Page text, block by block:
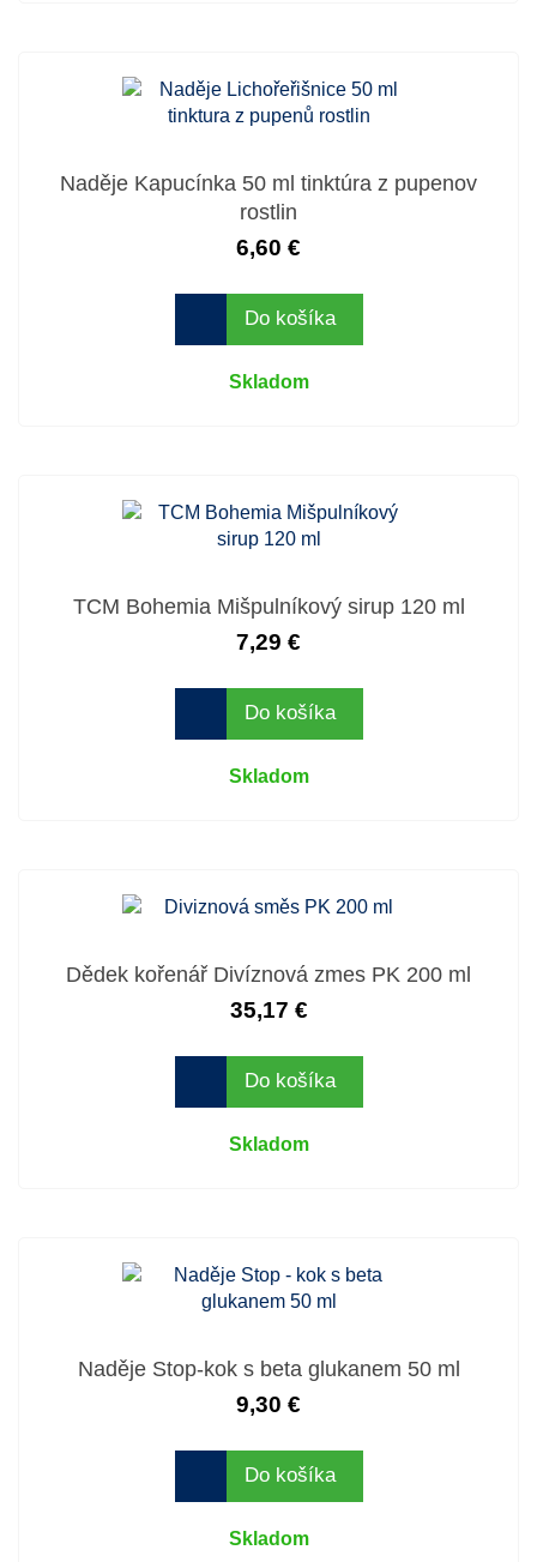
Naděje Kapucínka 50 ml tinktúra z pupenov
rostlin
6,60 €
Do košíka
Skladom
TCM Bohemia Mišpulníkový sirup 120 ml
7,29 €
Do košíka
Skladom
Dědek kořenář Divíznová zmes PK 200 ml
35,17 €
Do košíka
Skladom
Naděje Stop-kok s beta glukanem 50 ml
9,30 €
Do košíka
Skladom